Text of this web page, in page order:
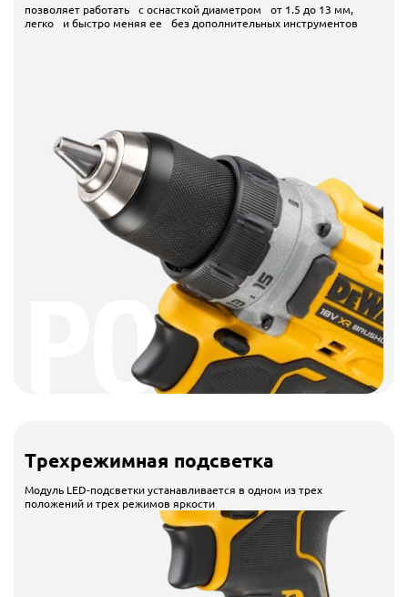
позволяет работать с оснасткой диаметром от 1.5 до 13 мм,
легко и быстро меняя ее без дополнительных инструментов
Трехрежимная подсветка
Модуль LED-подсветки устанавливается в одном из трех
положений и трех режимов яркости